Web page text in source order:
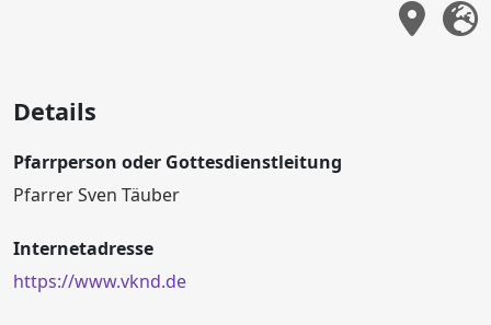
Details
Pfarrperson oder Gottesdienstleitung
Pfarrer Sven Täuber
Internetadresse
https://www.vknd.de